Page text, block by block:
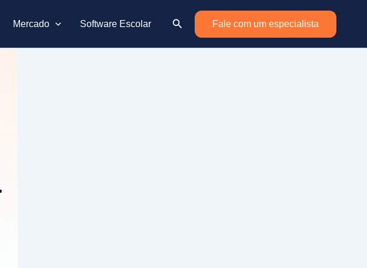
Mercado Software Escolar PesquisarFale com um especialista